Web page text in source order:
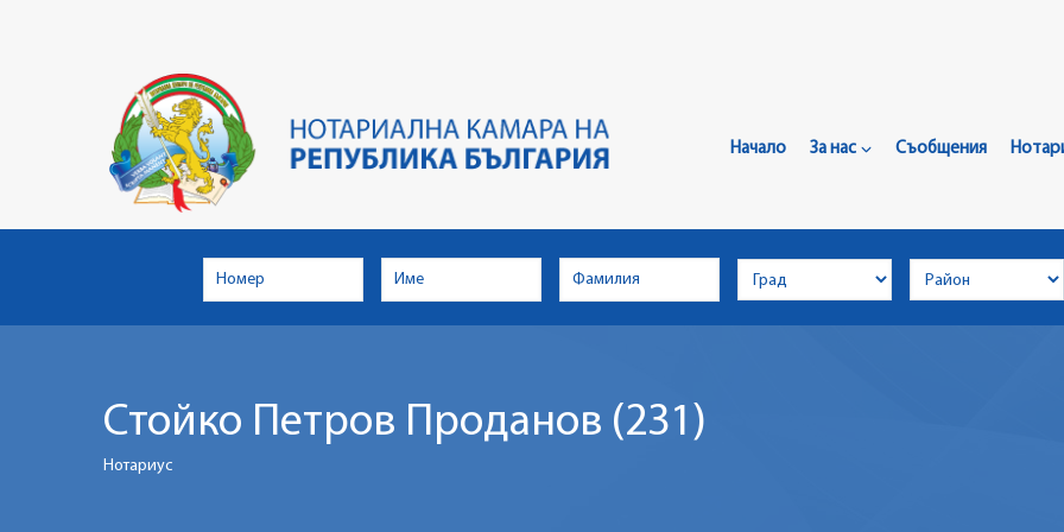
Меню
Начало За нас Съобщения
Стойко Петров Проданов (231)
Нотариус